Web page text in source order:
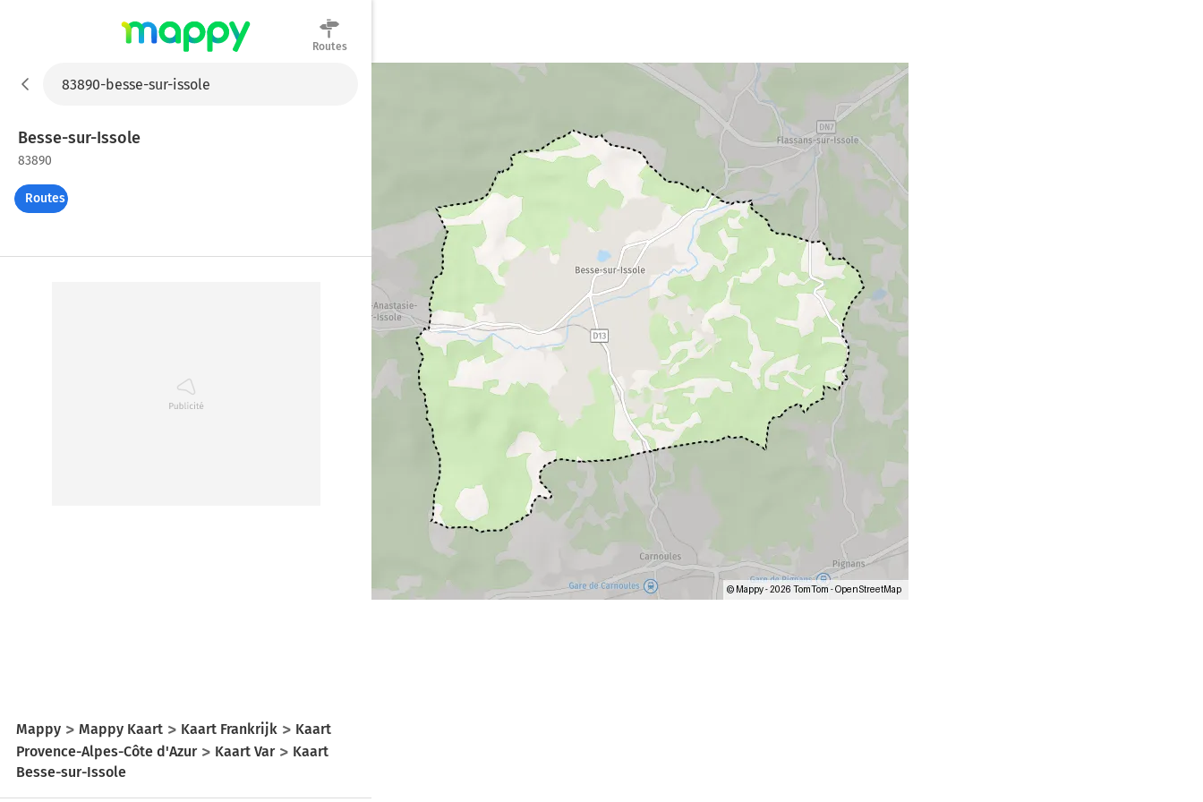
Routes
Besse-sur-Issole
83890
Routes
Mappy Mappy Kaart Kaart Frankrijk
Kaart
Provence-Alpes-Côte d'Azur
Kaart Var
Kaart
Besse-sur-Issole